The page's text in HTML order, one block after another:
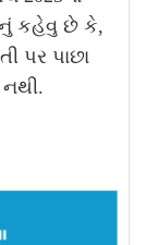
કહેવુ છે કે,
પર પાછા